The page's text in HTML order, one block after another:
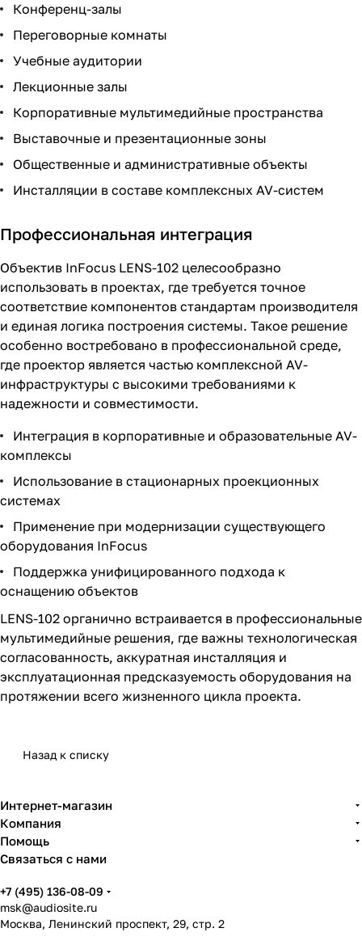
Конференц-залы
Переговорные комнаты
Учебные аудитории
Лекционные залы
Корпоративные мультимедийные пространства
Выставочные и презентационные зоны
Общественные и административные объекты
Инсталляции в составе комплексных AV-систем
Профессиональная интеграция
Объектив InFocus LENS-102 целесообразно
использовать в проектах, где требуется точное
соответствие компонентов стандартам производителя
и единая логика построения системы. Такое решение
особенно востребовано в профессиональной среде,
где проектор является частью комплексной AV-
инфраструктуры с высокими требованиями к
надежности и совместимости.
Интеграция в корпоративные и образовательные AV-
комплексы
Использование в стационарных проекционных
системах
Применение при модернизации существующего
оборудования InFocus
Поддержка унифицированного подхода к
оснащению объектов
LENS-102 органично встраивается в профессиональные
мультимедийные решения, где важны технологическая
согласованность, аккуратная инсталляция и
эксплуатационная предсказуемость оборудования на
протяжении всего жизненного цикла проекта.
Назад к списку
Интернет-магазин
Компания
Помощь
Связаться с нами
+7 (495) 136-08-09
msk@audiosite.ru
Москва, Ленинский проспект, 29, стр. 2